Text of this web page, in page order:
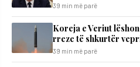
39 min më parë
Koreja e Veriut
rreze të shkurtër
39 min më parë